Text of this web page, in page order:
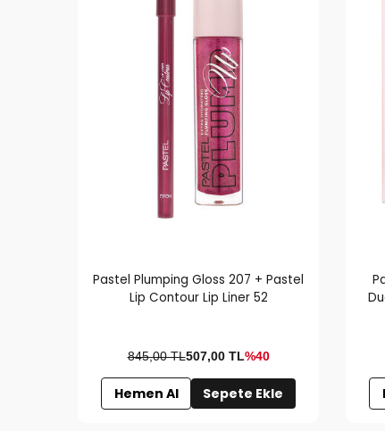
Pastel Plumping Gloss 207 + Pastel
Lip Contour Lip Liner 52
845,00 TL507,00TL%40
Hemen Al Sepete Ekle